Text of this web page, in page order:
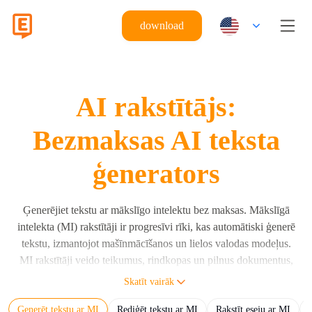
download
AI rakstītājs:
Bezmaksas AI teksta
ģenerators
Ģenerējiet tekstu ar mākslīgo intelektu bez maksas. Mākslīgā
intelekta (MI) rakstītāji ir progresīvi rīki, kas automātiski ģenerē
tekstu, izmantojot mašīnmācīšanos un lielos valodas modeļus.
MI rakstītāji veido teikumus, rindkopas un pilnus dokumentus,
izmantojot lietotāja norādījumus un lielos valodas modeļus
Skatīt vairāk
Ģenerēt tekstu ar MI Rediģēt tekstu ar MI Rakstīt eseju ar MI